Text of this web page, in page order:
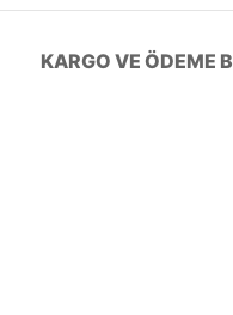
KARGO VE ÖDEME